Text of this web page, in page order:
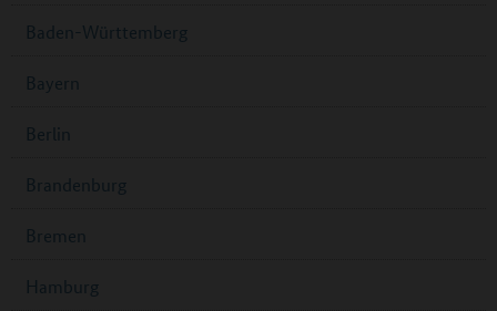
Baden-Württemberg
Bayern
Berlin
Brandenburg
Bremen
Hamburg